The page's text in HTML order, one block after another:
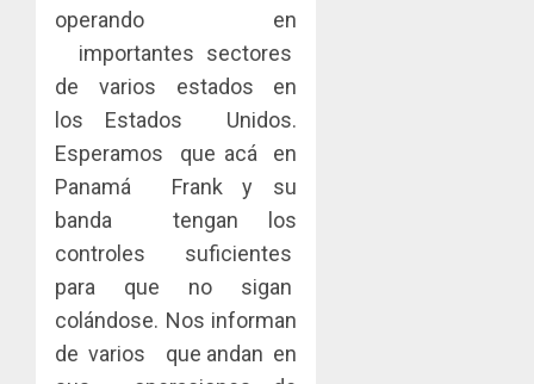
operando en
importantes sectores
de varios estados en
los Estados Unidos.
Esperamos que acá en
Panamá Frank y su
banda tengan los
controles suficientes
para que no sigan
colándose. Nos informan
de varios que andan en